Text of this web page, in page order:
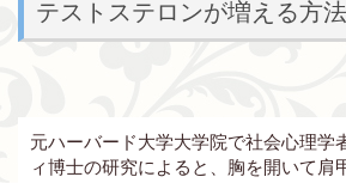
テストステロンが増える方
元ハーバード大学大学院で社会心理学
ィ博士の研究によると、胸を開いて肩